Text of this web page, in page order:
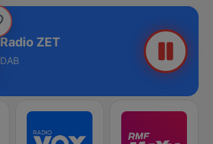
Radio ZET
DAB